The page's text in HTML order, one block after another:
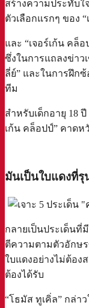
สร้างความประทับใ
ตัวเลือกแรกๆ ของ
และ “เจอร์เก้น คล็
ซึ่งในการแถลงข่าวเ
ลี่ย์” และในการฝึก
ทีม
สำหรับเด็กอายุ 18
เก้น คล็อปป์” คาดห
มันเป็นใบแดงที่รุ
กลายเป็นประเด็น
ตีความตามตัวอักษ
ใบแดงอย่างไม่ต้อง
ต้องได้รับ
“โธมัส ทูเคิ่ล” กล่า